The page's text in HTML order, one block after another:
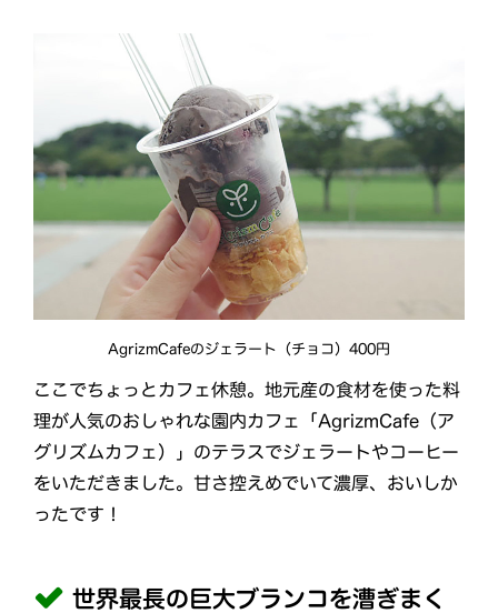
AgrizmCafeのジェラート（チョコ）400円
ここでちょっとカフェ休憩。地元産の食材を使った料
理が人気のおしゃれな園内カフェ「AgrizmCafe（ア
グリズムカフェ）」のテラスでジェラートやコーヒー
をいただきました。甘さ控えめでいて濃厚、おいしか
ったです！
世界最長の巨大ブランコを漕ぎまく